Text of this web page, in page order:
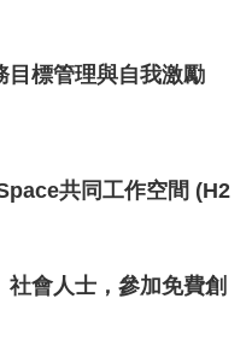
管理與自我激勵
共同工作空間 (H2
會人士，參加免費創